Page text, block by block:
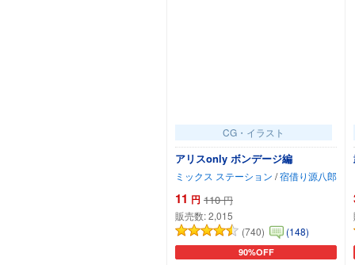
CG・イラスト
アリスonly ボンデージ編
ミックス ステーション /宿借り源八郎
11 円 110 円
販売数:2,015
(740)
(148)
90%OFF
カートに追加